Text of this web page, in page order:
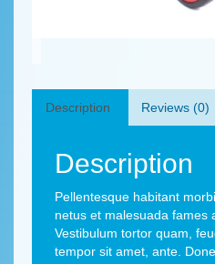
Description Reviews (0)
Description
Pellentesque habitant
netus et malesuada fames
Vestibulum tortor quam,
tempor sit amet, ante.